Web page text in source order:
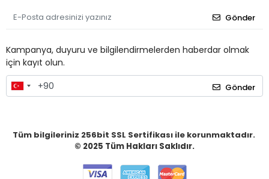
Gönder
Kampanya, duyuru ve bilgilendirmelerden haberdar olmak
için kayıt olun.
Gönder
Tüm bilgileriniz 256bit SSL Sertifikası ile korunmaktadır.
© 2025 Tüm Hakları Saklıdır.